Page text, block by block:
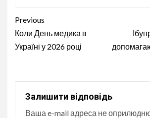
Continue
Reading
Previous
Коли День медика в
Україні у 2026 році
Залишити відповідь
Ваша e-mail адреса не